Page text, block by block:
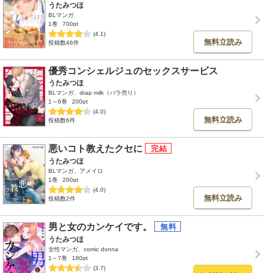
うたみつほ
BLマンガ
1巻
700pt
(4.1)
投稿数46件
無料立読み
優秀コンシェルジュのセックスサービス
うたみつほ
BLマンガ、drap milk（バラ売り）
1～6巻
200pt
(4.0)
投稿数6件
無料立読み
悪いコト教えたクセに
うたみつほ
BLマンガ、アメイロ
1巻
200pt
(4.0)
投稿数2件
無料立読み
男と女のカンケイです。
うたみつほ
女性マンガ、comic donna
1～7巻
180pt
(3.7)